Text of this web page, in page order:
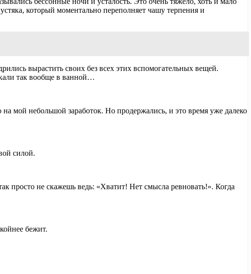
который моментально переполняет чашу терпения и
вырастить своих без всех этих вспомогательных вещей.
так вообще в ванной…
мой небольшой заработок. Но продержались, и это время уже далеко
силой.
просто не скажешь ведь: «Хватит! Нет смысла ревновать!». Когда
бежит.